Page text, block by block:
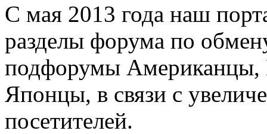
С мая 2013 года наш
разделы форума по
подфорумы
Японцы, в связи с
посетителей.